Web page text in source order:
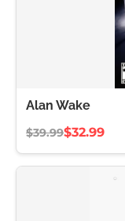
Alan Wake
$39.99$32.99